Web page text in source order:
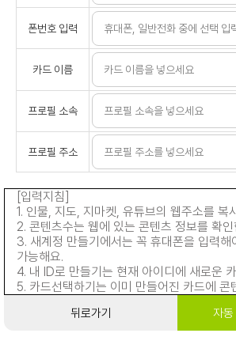
폰번호 입력
카드 이름
프로필 소속
프로필 주소
[입력지침]
1. 인물, 지도, 지마켓, 유튜브의 웹주소를 복
2. 콘텐츠수는 웹에 있는 콘텐츠 정보를 확
3. 새계정 만들기에서는 꼭 휴대폰을 입력해
가능해요.
4. 내 ID로 만들기는 현재 아이디에 새로운
5. 카드선택하기는 이미 만들어진 카드에 콘
뒤로가기 자